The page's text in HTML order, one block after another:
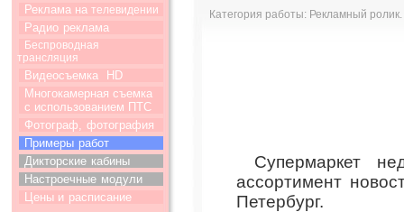
Реклама на телевидении
Радио реклама
Беспроводная
трансляция
Видеосъемка
HD
Многокамерная съемка
с использованием ПТС
Фотограф, фотография
Примеры работ
Дикторские кабины
Настроечные модули
Цены и расписание
Категория работы: Рекламный ролик.
Супермаркет
ассортимент
Петербург.